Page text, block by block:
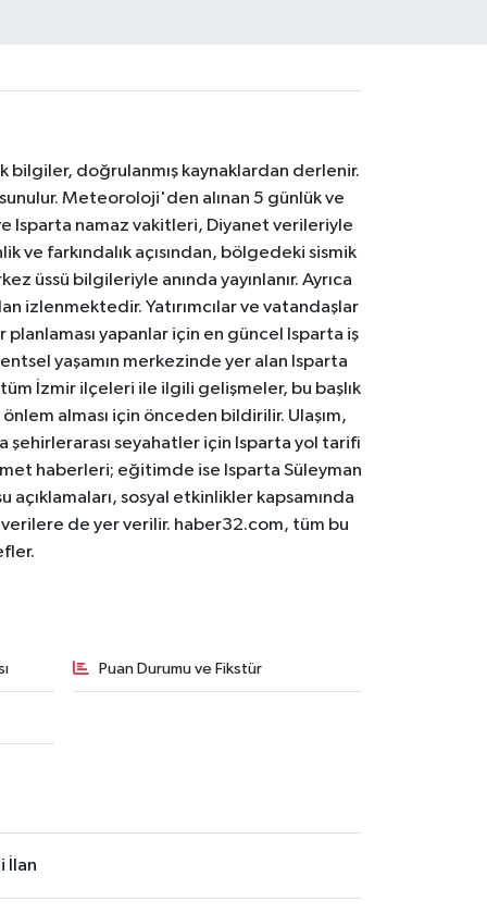
bilgiler, doğrulanmış kaynaklardan derlenir.
Meteoroloji'den alınan 5 günlük ve
Isparta namaz vakitleri, Diyanet verileriyle
ve farkındalık açısından, bölgedeki sismik
üssü bilgileriyle anında yayınlanır. Ayrıca
izlenmektedir. Yatırımcılar ve vatandaşlar
planlaması yapanlar için en güncel Isparta iş
yaşamın merkezinde yer alan Isparta
tüm İzmir ilçeleri ile ilgili gelişmeler, bu başlık
alması için önceden bildirilir. Ulaşım,
şehirlerarası seyahatler için Isparta yol tarifi
haberleri; eğitimde ise Isparta Süleyman
sosyal etkinlikler kapsamında
de yer verilir. haber32.com, tüm bu
Puan Durumu ve Fikstür
İlan